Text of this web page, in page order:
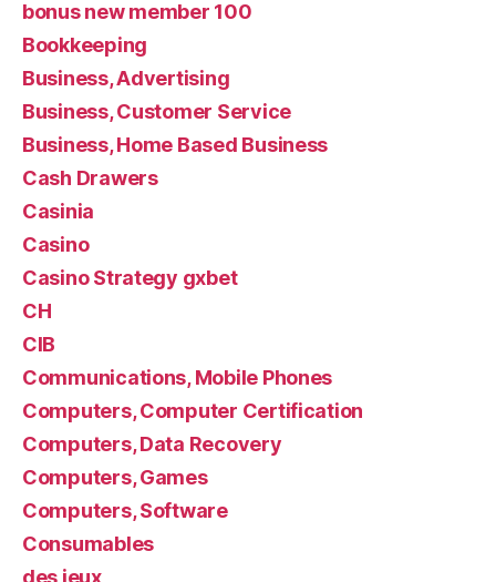
bonus new member 100
Bookkeeping
Business, Advertising
Business, Customer Service
Business, Home Based Business
Cash Drawers
Casinia
Casino
Casino Strategy gxbet
CH
CIB
Communications, Mobile Phones
Computers, Computer Certification
Computers, Data Recovery
Computers, Games
Computers, Software
Consumables
des jeux